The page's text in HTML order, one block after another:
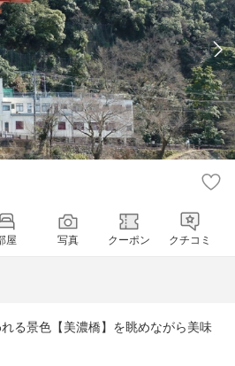
屋 写真 クーポン クチコミ
る景色【美濃橋】を眺めながら美味